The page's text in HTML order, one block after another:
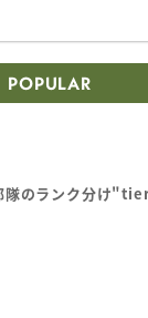
POPULAR
隊のランク分け